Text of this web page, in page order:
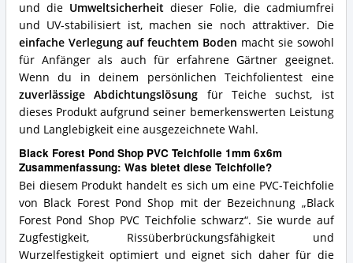
und die Umweltsicherheit dieser Folie, die cadmiumfrei
und UV-stabilisiert ist, machen sie noch attraktiver. Die
einfache Verlegung auf feuchtem Boden macht sie sowohl
für Anfänger als auch für erfahrene Gärtner geeignet.
Wenn du in deinem persönlichen Teichfolientest eine
zuverlässige Abdichtungslösung für Teiche suchst, ist
dieses Produkt aufgrund seiner bemerkenswerten Leistung
und Langlebigkeit eine ausgezeichnete Wahl.
Black Forest Pond Shop PVC Teichfolie 1mm 6x6m
Zusammenfassung: Was bietet diese Teichfolie?
Bei diesem Produkt handelt es sich um eine PVC-Teichfolie
von Black Forest Pond Shop mit der Bezeichnung „Black
Forest Pond Shop PVC Teichfolie schwarz“. Sie wurde auf
Zugfestigkeit, Rissüberbrückungsfähigkeit und
Wurzelfestigkeit optimiert und eignet sich daher für die